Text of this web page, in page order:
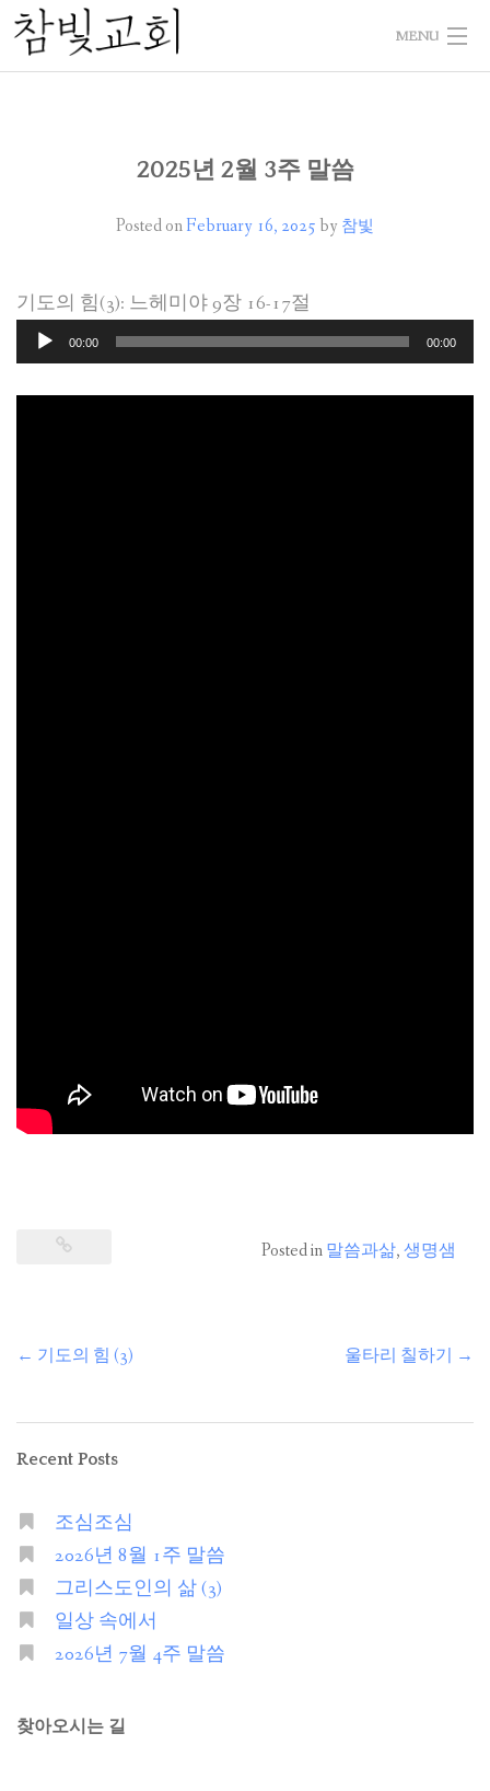
Skip
MENU
WELCOME 교회소개
PHOTO 사진으로본참빛
2025년 2월 3주 말씀
Posted onFebruary 16, 2025by 참빛
기도의 힘(3): 느헤미야 9장 16-17절
Audio
00:00 00:00
Posted in말씀과삶,생명샘
Post
navigation
← 기도의 힘 (3) 울타리 칠하기 →
Recent Posts
조심조심
2026년 8월 1주 말씀
그리스도인의 삶 (3)
일상 속에서
2026년 7월 4주 말씀
찾아오시는 길